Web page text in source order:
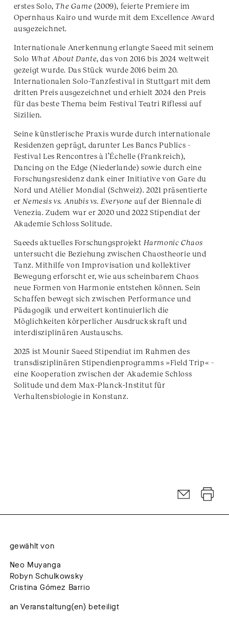
erstes Solo, The Game (2009), feierte Premiere im
Opernhaus Kairo und wurde mit dem Excellence Award
ausgezeichnet.
Internationale Anerkennung erlangte Saeed mit seinem
Solo What About Dante, das von 2016 bis 2024 weltweit
gezeigt wurde. Das Stück wurde 2016 beim 20.
Internationalen Solo-Tanzfestival in Stuttgart mit dem
dritten Preis ausgezeichnet und erhielt 2024 den Preis
für das beste Thema beim Festival Teatri Riflessi auf
Sizilien.
Seine künstlerische Praxis wurde durch internationale
Residenzen geprägt, darunter Les Bancs Publics –
Festival Les Rencontres à l’Échelle (Frankreich),
Dancing on the Edge (Niederlande) sowie durch eine
Forschungsresidenz dank einer Initiative von Gare du
Nord und Atélier Mondial (Schweiz). 2021 präsentierte
er Nemesis vs. Anubis vs. Everyone auf der Biennale di
Venezia. Zudem war er 2020 und 2022 Stipendiat der
Akademie Schloss Solitude.
Saeeds aktuelles Forschungsprojekt Harmonic Chaos
untersucht die Beziehung zwischen Chaostheorie und
Tanz. Mithilfe von Improvisation und kollektiver
Bewegung erforscht er, wie aus scheinbarem Chaos
neue Formen von Harmonie entstehen können. Sein
Schaffen bewegt sich zwischen Performance und
Pädagogik und erweitert kontinuierlich die
Möglichkeiten körperlicher Ausdruckskraft und
interdisziplinären Austauschs.
2025 ist Mounir Saeed Stipendiat im Rahmen des
transdisziplinären Stipendienprogramms »Field Trip« –
eine Kooperation zwischen der Akademie Schloss
Solitude und dem Max-Planck-Institut für
Verhaltensbiologie in Konstanz.
gewählt von
Neo Muyanga
Robyn Schulkowsky
Cristina Gómez Barrio
an Veranstaltung(en) beteiligt